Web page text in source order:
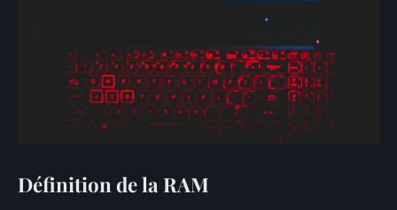
Définition de la RAM